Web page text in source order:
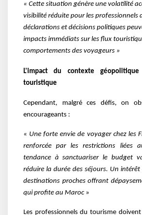
« Cette situation génère une volatilité
visibilité réduite pour les professionnels
déclarations et décisions politiques
impacts immédiats sur les flux
comportements des voyageurs »
L'impact du contexte
touristique
Cependant, malgré ces défis, on
encourageants :
« Une forte envie de voyager chez les
renforcée par les restrictions liées
tendance à sanctuariser le budget
réduire la durée des séjours. Un
destinations proches offrant
qui profite au Maroc »
Les professionnels du tourisme